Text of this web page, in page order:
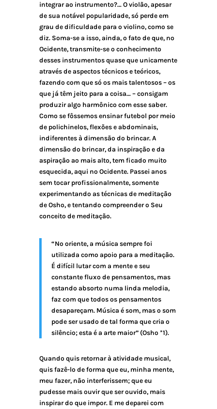
integrar ao instrumento?… O violão, apesar
de sua notável popularidade, só perde em
grau de dificuldade para o violino, como se
diz. Soma-se a isso, ainda, o fato de que, no
Ocidente, transmite-se o conhecimento
desses instrumentos quase que unicamente
através de aspectos técnicos e teóricos,
fazendo com que só os mais talentosos – os
que já têm jeito para a coisa… – consigam
produzir algo harmônico com esse saber.
Como se fôssemos ensinar futebol por meio
de polichinelos, flexões e abdominais,
indiferentes à dimensão do brincar. A
dimensão do brincar, da inspiração e da
aspiração ao mais alto, tem ficado muito
esquecida, aqui no Ocidente. Passei anos
sem tocar profissionalmente, somente
experimentando as técnicas de meditação
de Osho, e tentando compreender o Seu
conceito de meditação.
“No oriente, a música sempre foi
utilizada como apoio para a meditação.
É difícil lutar com a mente e seu
constante fluxo de pensamentos, mas
estando absorto numa linda melodia,
faz com que todos os pensamentos
desapareçam. Música é som, mas o som
pode ser usado de tal forma que cria o
silêncio; esta é a arte maior” (Osho *1).
Quando quis retornar à atividade musical,
quis fazê-lo de forma que eu, minha mente,
meu fazer, não interferissem; que eu
pudesse mais ouvir que ser ouvido, mais
inspirar do que impor. E me deparei com